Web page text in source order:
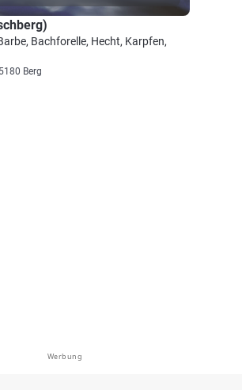
Bachforelle, Hecht, Karpfen,
Berg
Werbung